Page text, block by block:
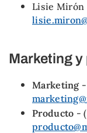
Lisie
Marketing
Marketing
Producto -